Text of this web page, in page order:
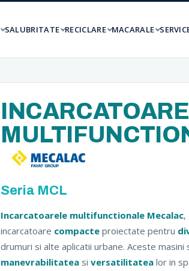
SALUBRITATE RECICLARE MACARALE
INCARCATOARE
Seria MCL
Incarcatoarele multifunctionale Mecalac,
incarcatoare compacte proiectate pentru
drumuri si alte aplicatii urbane. Aceste
manevrabilitatea si versatilitatea lor in